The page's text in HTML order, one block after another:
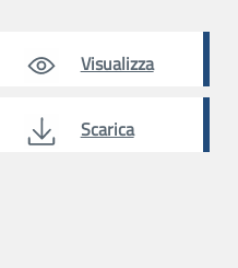
Visualizza
Scarica